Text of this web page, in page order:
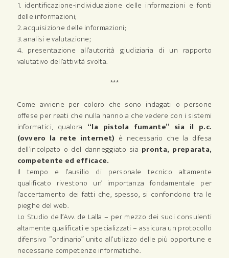
1. identificazione-individuazione delle informazioni e fonti
delle informazioni;
2. acquisizione delle informazioni;
3. analisi e valutazione;
4. presentazione all’autorità giudiziaria di un rapporto
valutativo dell’attività svolta.
***
Come avviene per coloro che sono indagati o persone
offese per reati che nulla hanno a che vedere con i sistemi
informatici, qualora “la pistola fumante” sia il p.c.
(ovvero la rete internet) è necessario che la difesa
dell’incolpato o del danneggiato sia pronta, preparata,
competente ed efficace.
Il tempo e l’ausilio di personale tecnico altamente
qualificato rivestono un’ importanza fondamentale per
l’accertamento dei fatti che, spesso, si confondono tra le
pieghe del web.
Lo Studio dell’Avv. de Lalla – per mezzo dei suoi consulenti
altamente qualificati e specializzati – assicura un protocollo
difensivo “ordinario” unito all’utilizzo delle più opportune e
necessarie competenze informatiche.